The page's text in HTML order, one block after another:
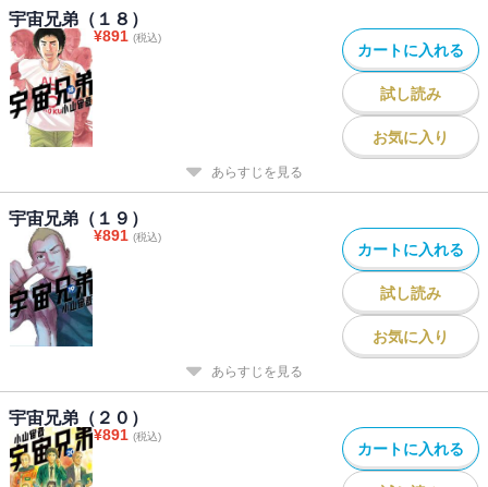
宇宙兄弟（１８）
¥891 (税込)
カートに入れる
試し読み
お気に入り
あらすじを見る
宇宙兄弟（１９）
¥891 (税込)
カートに入れる
試し読み
お気に入り
あらすじを見る
宇宙兄弟（２０）
¥891 (税込)
カートに入れる